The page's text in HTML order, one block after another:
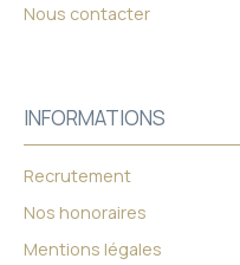
Nous contacter
INFORMATIONS
Recrutement
Nos honoraires
Mentions légales